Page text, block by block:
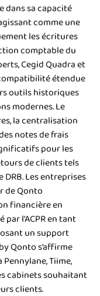
dans sa capacité
comme une
les écritures
comptable du
Cegid Quadra et
étendue
outils historiques
modernes. Le
la centralisation
notes de frais
pour les
de clients tels
DRB. Les entreprises
de Qonto
financière en
l’ACPR en tant
un support
Qonto s’affirme
Tiime,
cabinets souhaitant
clients.